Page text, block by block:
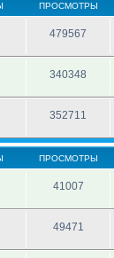
ПРОСМОТРЫ
479567
340348
352711
ПРОСМОТРЫ
41007
49471